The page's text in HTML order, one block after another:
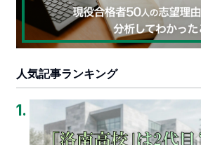
人気記事ランキング
1.